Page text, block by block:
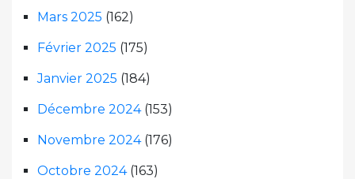
Mars 2025 (162)
Février 2025 (175)
Janvier 2025 (184)
Décembre 2024(153)
Novembre 2024(176)
Octobre 2024(163)